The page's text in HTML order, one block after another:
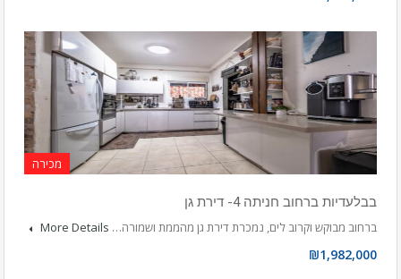
מכירה
בבלעדיות ברחוב חניתה 4- דירת גן
ברחוב מבוקש וקרוב לים, נמכרת דירת גן מהממת ושמורה… More Details
₪1,982,000